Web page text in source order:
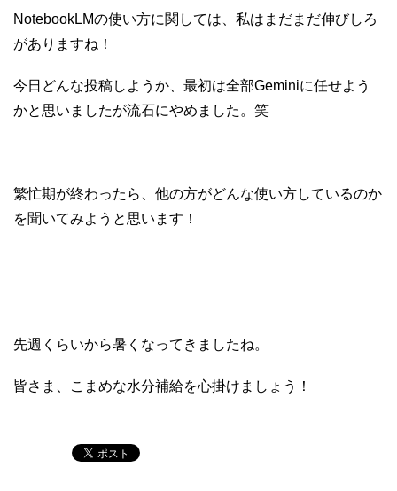
NotebookLMの使い方に関しては、私はまだまだ伸びしろ
がありますね！
今日どんな投稿しようか、最初は全部Geminiに任せよう
かと思いましたが流石にやめました。笑
繁忙期が終わったら、他の方がどんな使い方しているのか
を聞いてみようと思います！
先週くらいから暑くなってきましたね。
皆さま、こまめな水分補給を心掛けましょう！